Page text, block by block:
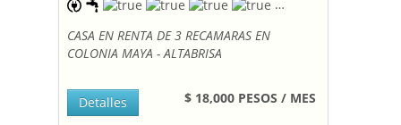
CASA EN RENTA DE 3 RECAMARAS EN
COLONIA MAYA - ALTABRISA
$ 18,000 PESOS / MES
Detalles